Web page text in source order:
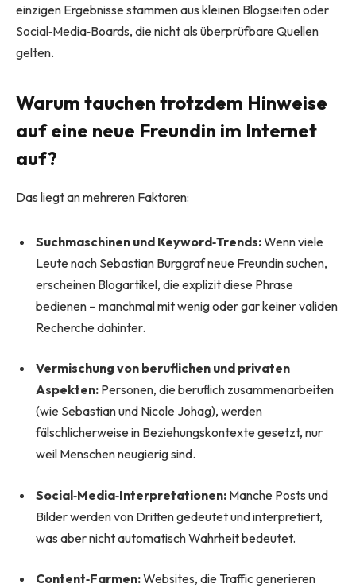
einzigen Ergebnisse stammen aus kleinen Blogseiten oder
Social‑Media‑Boards, die nicht als überprüfbare Quellen
gelten.
Warum tauchen trotzdem Hinweise
auf eine neue Freundin im Internet
auf?
Das liegt an mehreren Faktoren:
Suchmaschinen und Keyword‑Trends:Wenn viele
Leute nach Sebastian Burggraf neue Freundin suchen,
erscheinen Blogartikel, die explizit diese Phrase
bedienen – manchmal mit wenig oder gar keiner validen
Recherche dahinter.
Vermischung von beruflichen und privaten
Aspekten: Personen, die beruflich zusammenarbeiten
(wie Sebastian und Nicole Johag), werden
fälschlicherweise in Beziehungskontexte gesetzt, nur
weil Menschen neugierig sind.
Social‑Media‑Interpretationen: Manche Posts und
Bilder werden von Dritten gedeutet und interpretiert,
was aber nicht automatisch Wahrheit bedeutet.
Content‑Farmen:Websites, die Traffic generieren